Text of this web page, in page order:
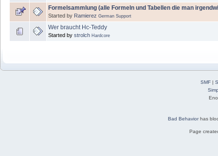
Formelsammlung (alle Formeln und Tabellen die man
Started by Ramierez German Support
Wer braucht Hc-Teddy
Started by strolch Hardcore
SMF|
Bad Behaviorhas
Page